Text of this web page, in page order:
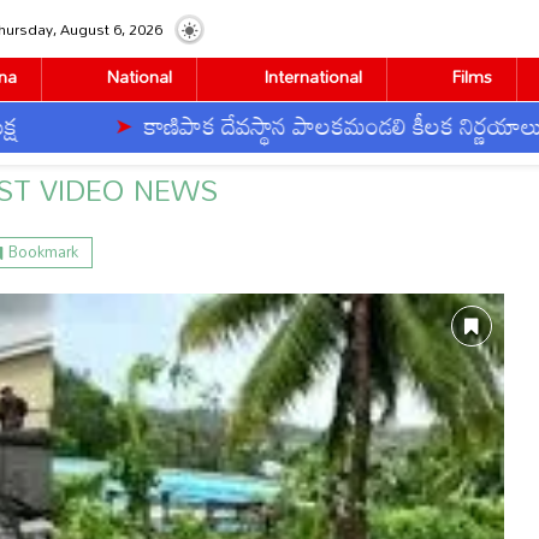
August 6, 2026
National International Films
పాలకమండలి కీలక నిర్ణయాలు తెనాలిలో
VIDEO NEWS
Bookmark